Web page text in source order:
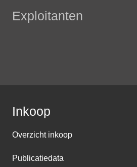
Exploitanten
Inkoop
Overzicht inkoop
Publicatiedata